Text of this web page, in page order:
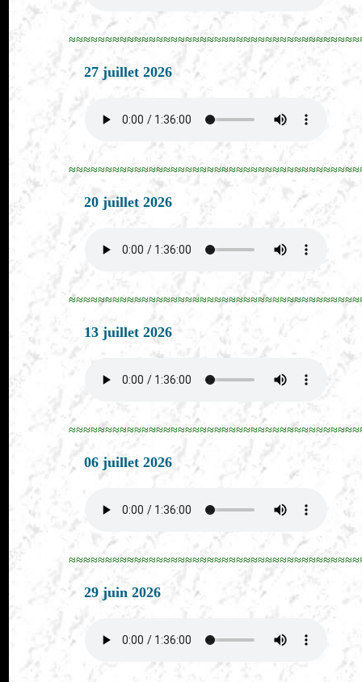
27 juillet 2026
20 juillet 2026
13 juillet 2026
06 juillet 2026
29 juin 2026